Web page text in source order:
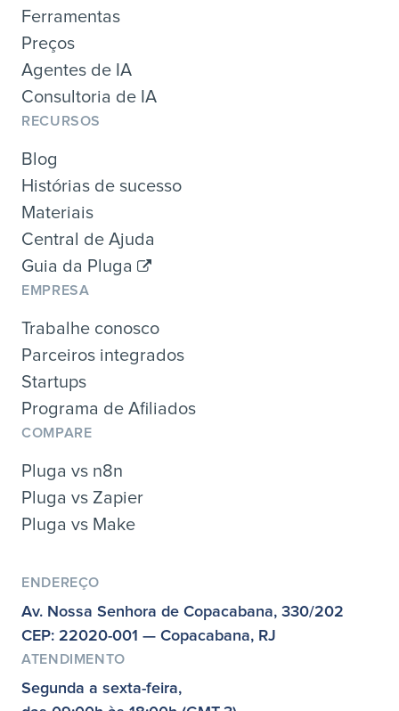
Ferramentas
Preços
Agentes de IA
Consultoria de IA
RECURSOS
Blog
Histórias de sucesso
Materiais
Central de Ajuda
Guia da Pluga
EMPRESA
Trabalhe conosco
Parceiros integrados
Startups
Programa de Afiliados
COMPARE
Pluga vs n8n
Pluga vs Zapier
Pluga vs Make
ENDEREÇO
Av. Nossa Senhora de Copacabana, 330/202
CEP: 22020-001 — Copacabana, RJ
ATENDIMENTO
Segunda a sexta-feira,